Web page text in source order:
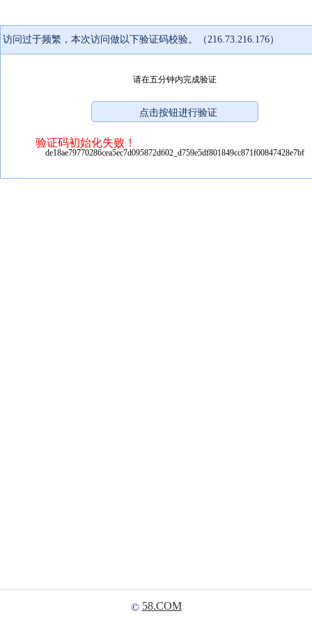
访问过于频繁，本次访问做以下验证码校验。（216.73.216.176）
请在五分钟内完成验证
验证码初始化失败！
de18ae79770286cea5ec7d095872d602_d759e5df801849cc871f00847428e7bf
© 58.COM